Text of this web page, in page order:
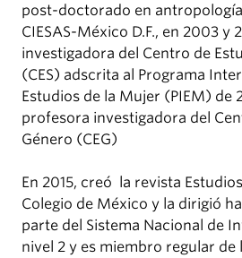
post-doctorado en
CIESAS-México D.F., en 2003 y
investigadora del Centro de
(CES) adscrita al Programa
Estudios de la Mujer (PIEM) de
profesora investigadora del
Género (CEG)
En 2015, creó la revista
Colegio de México y la dirigió
parte del Sistema Nacional de
nivel 2 y es miembro regular de